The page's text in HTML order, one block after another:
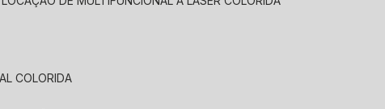
COLORIDA